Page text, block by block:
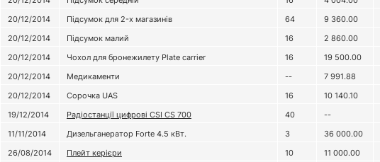
20/12/2014
Підсумок для 2-х магазинів 64 9 360.00
20/12/2014
Підсумок малий 16 2 860.00
20/12/2014
Чохол для бронежилету Plate carrier 16 19 500.00
20/12/2014
Медикаменти -- 7 991.88
20/12/2014
Сорочка UAS 16 10 140.10
19/12/2014
Радіостанції цифрові CSI CS 700 40 --
11/11/2014
Дизельганератор Forte 4.5 кВт. 3 36 000.00
26/08/2014
Плейт керієри 10 11 000.00